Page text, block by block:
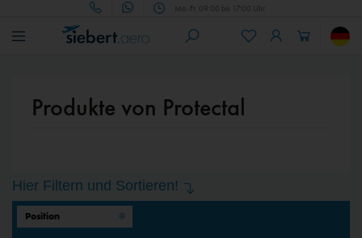
Mo.-Fr. 09:00 bis 17:00 Uhr
Produkte von Protectal
Hier Filtern und Sortieren!